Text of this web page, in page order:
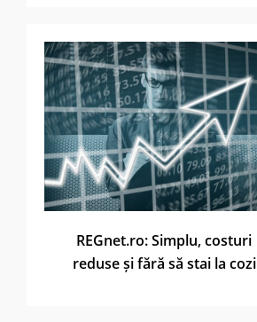
REGnet.ro: Simplu, costuri
reduse și fără să stai la cozi